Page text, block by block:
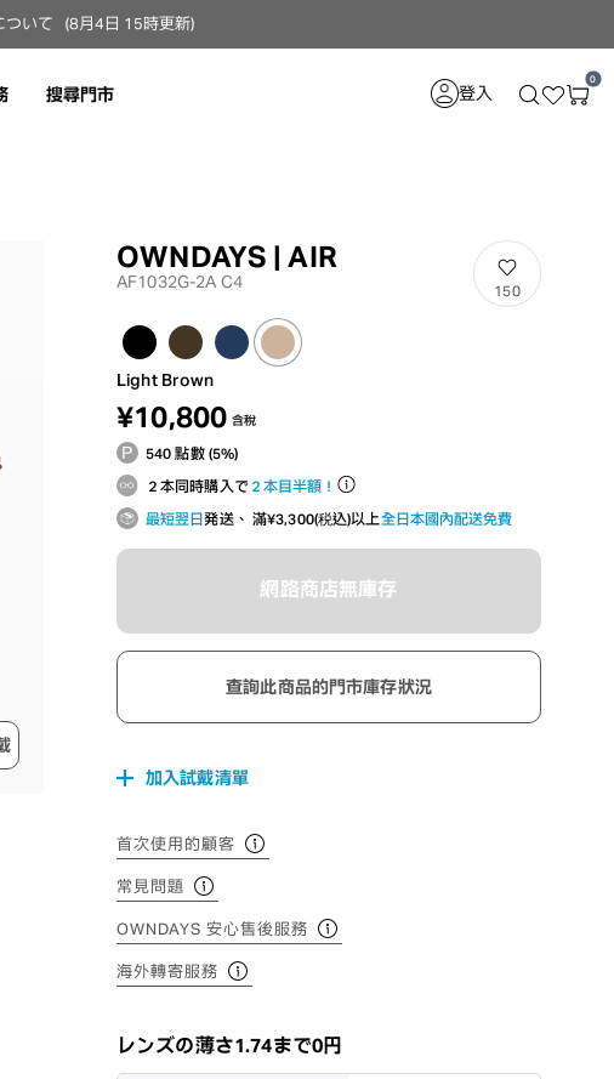
いて（8月4日 15時更新）
搜尋門市 登入
0
OWNDAYS | AIR
AF1032G-2A C4 150
Light Brown
¥10,800 含稅
540 點數 (5%)
２本同時購入で ２本目半額！
最短翌日発送、 滿¥3,300(税込)以上全日本國內配送免費
網路商店無庫存
查詢此商品的門市庫存狀況
加入試戴清單
首次使用的顧客
常見問題
OWNDAYS 安心售後服務
海外轉寄服務
レンズの薄さ1.74まで0円